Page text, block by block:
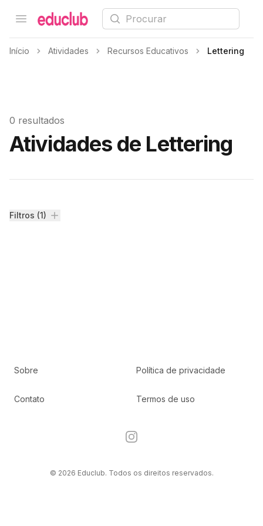
Open menu
Educlub Procurar
Início Atividades Recursos Educativos Lettering
0 resultados
Atividades de Lettering
Filtros
Filtros (1)
Sobre
Contato
Política de privacidade
Termos de uso
Instagram
© 2026 Educlub. Todos os direitos reservados.